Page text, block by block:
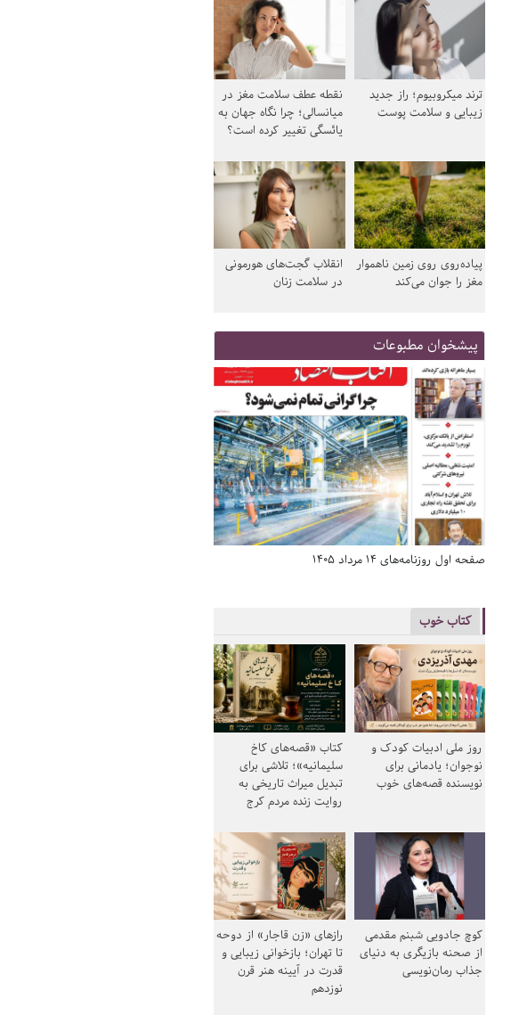
ترند میکروبیوم؛ راز جدید
زیبایی و سلامت پوست
نقطه عطف سلامت مغز در
میانسالی؛ چرا نگاه جهان به
یائسگی تغییر کرده است؟
پیاده‌روی روی زمین ناهموار
مغز را جوان می‌کند
انقلاب گجت‌های هورمونی
در سلامت زنان
پیشخوان مطبوعات
صفحه اول روزنامه‌های 14 مرداد 1405
کتاب خوب
روز ملی ادبیات کودک و
نوجوان؛ یادمانی برای
نویسنده قصه‌های خوب
کتاب «قصه‌های کاخ
سلیمانیه»؛ تلاشی برای
تبدیل میراث تاریخی به
روایت زنده مردم کرج
کوچ جادویی شبنم مقدمی
از صحنه بازیگری به دنیای
جذاب رمان‌نویسی
رازهای «زن قاجار» از دوحه
تا تهران؛ بازخوانی زیبایی و
قدرت در آیینه هنر قرن
نوزدهم